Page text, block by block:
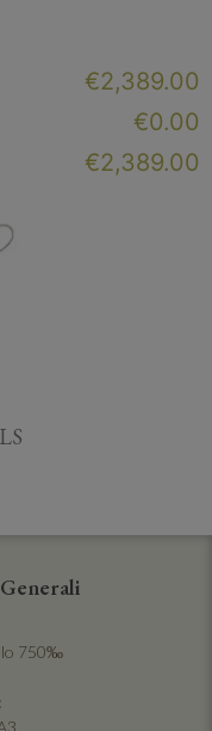
€2,389.00
€0.00
€2,389.00
750‰